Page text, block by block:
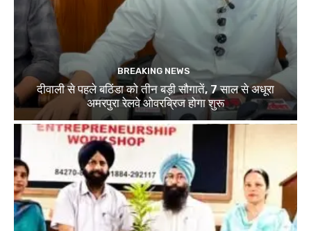
BREAKING NEWS
दीवाली से पहले बठिंडा को तीन बड़ी सौगातें, 7 साल से अधूरा
अमरपुरा रेलवे ओवरब्रिज होगा शुरू